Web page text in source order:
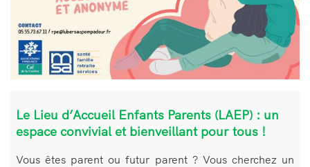
Le Lieu d’Accueil Enfants Parents (LAEP) : un
espace convivial et bienveillant pour tous !
Vous êtes parent ou futur parent ? Vous cherchez un